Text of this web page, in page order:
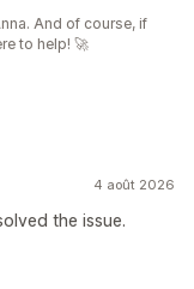
And of course, if
to help! 🚀
4 août 2026
the issue.